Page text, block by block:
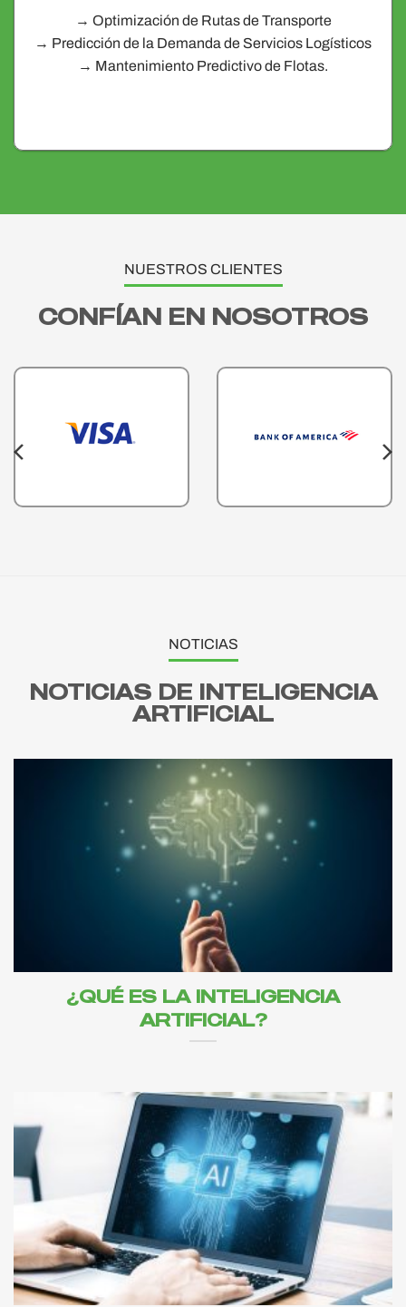
→ Optimización de Rutas de Transporte
→ Predicción de la Demanda de Servicios Logísticos
→ Mantenimiento Predictivo de Flotas​.
NUESTROS CLIENTES
CONFÍAN EN NOSOTROS
NOTICIAS
NOTICIAS DE INTELIGENCIA
ARTIFICIAL
¿QUÉ ES LA INTELIGENCIA
ARTIFICIAL?